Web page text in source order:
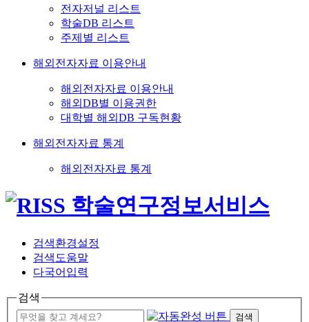
전자저널 리스트
학술DB 리스트
주제별 리스트
해외전자자료 이용안내
해외전자자료 이용안내
해외DB별 이용권한
대학별 해외DB 구독현황
해외전자자료 통계
해외전자자료 통계
검색환경설정
검색도움말
다국어입력
검색
검색